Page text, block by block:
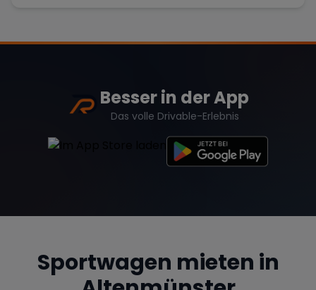
Besser in der App
Das volle Drivable-Erlebnis
Sportwagen mieten in